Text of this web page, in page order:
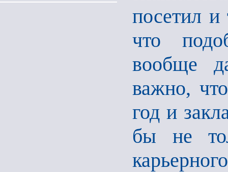
посетил
что
вообще
важно,
год и
бы не